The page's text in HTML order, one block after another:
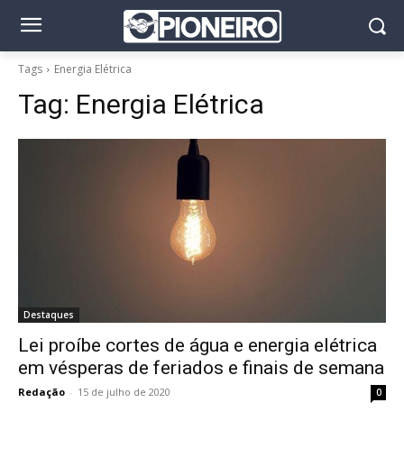
Tags Energia Elétrica
Tag: Energia Elétrica
Destaques
Lei proíbe cortes de água e energia elétrica
em vésperas de feriados e finais de semana
Redação - 15 de julho de 2020 0